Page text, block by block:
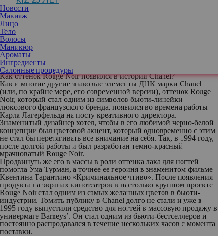
Новости
Макияж
Лицо
Тело
Волосы
Маникюр
Ароматы
Ингредиенты
Салонные процедуры
которые активно интегрировали его и в гардероб, и в макияж, и
даже пробовали его в качестве цвета волос. Тем не менее, не все
они знают, что цвет этот появился далеко не вчера. Его
возникновением мы обязаны как раз бренду Chanel и их
фирменному Rouge Noir («красно-черный»), представляющему
собой красную базу с небольшим добавлением черного, которую
нельзя назвать ни бордовым, ни коричневым. Вместе
вспоминаем, какую роль в истории Chanel сыграл оттенок и как
его используют сейчас.
Как оттенок Rouge Noir появился в истории Chanel?
Как и многие другие знаковые элементы ДНК марки Chanel
(или, по крайне мере, его современной версии), оттенок Rouge
Noir, который стал одним из символов бьюти-линейки
люксового французского бренда, появился во времена работы
Карла Лагерфельда на посту креативного директора.
Знаменитый дизайнер хотел, чтобы в его любимой черно-белой
концепции был цветовой акцент, который одновременно с этим
не стал бы перетягивать все внимание на себя. Так, в 1994 году,
после долгой работы и был разработан темно-красный
мрачноватый Rouge Noir.
Продвинуть же его в массы в роли оттенка лака для ногтей
помогла Ума Турман, а точнее ее героиня в знаменитом фильме
Квентина Тарантино «Криминальное чтиво». После появления
продукта на экранах кинотеатров в настолько крупном проекте
Rouge Noir стал одним из самых желанных цветов в бьюти-
индустрии. Томить публику в Chanel долго не стали и уже в
1995 году выпустили средство для ногтей в массовую продажу в
универмаге Barneys’. Он стал одним из бьюти-бестселлеров и
постоянно распродавался в течение нескольких часов с момента
поставки.